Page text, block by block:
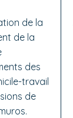
de la
de la
des
travail
de